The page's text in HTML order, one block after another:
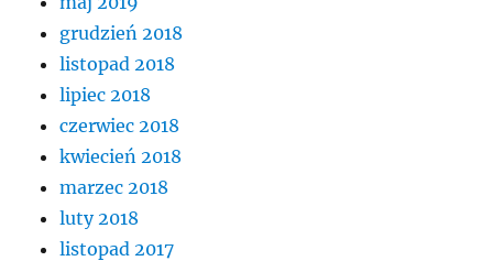
grudzień 2018
listopad 2018
lipiec 2018
czerwiec 2018
kwiecień 2018
marzec 2018
luty 2018
listopad 2017